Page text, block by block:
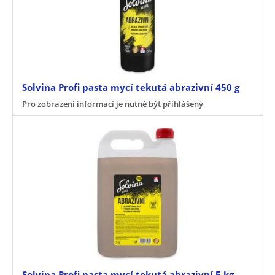
Solvina Profi pasta mycí tekutá abrazivní 450 g
Pro zobrazení informací je nutné být přihlášený